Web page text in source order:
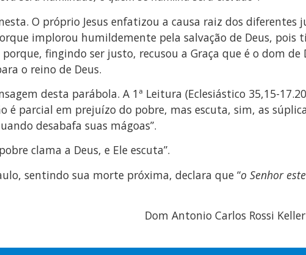
O próprio Jesus enfatizou a causa raiz dos
implorou humildemente pela salvação de Deus, pois
fingindo ser justo, recusou a Graça que é o dom de
o reino de Deus.
desta parábola. A 1ª Leitura (Eclesiástico 35,15-
é parcial em prejuízo do pobre, mas escuta, sim, as
desabafa suas mágoas”.
clama a Deus, e Ele escuta”.
sentindo sua morte próxima, declara que “o Senhor
Dom Antonio Carlos Rossi